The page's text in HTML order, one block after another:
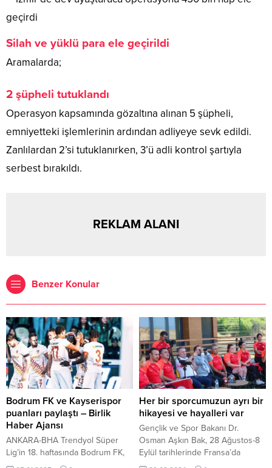
Silah ve yüklü para ele geçirildi
Aramalarda;
2 şüpheli tutuklandı
Operasyon kapsamında gözaltına alınan 5 şüpheli,
emniyetteki işlemlerinin ardından adliyeye sevk edildi.
Zanlılardan 2’si tutuklanırken, 3’ü adli kontrol şartıyla
serbest bırakıldı.
REKLAM ALANI
Benzer Konular
Bodrum FK ve Kayserispor
puanları paylaştı – Birlik
Haber Ajansı
ANKARA-BHA Trendyol Süper
Lig’in 18. haftasında Bodrum FK,
sahasında Kayserispor ile 1-1
Her bir sporcumuzun ayrı bir
hikayesi ve hayalleri var
Gençlik ve Spor Bakanı Dr.
Osman Aşkın Bak, 28 Ağustos-8
Eylül tarihlerinde Fransa’da
düzenlenecek olan Paris 2024